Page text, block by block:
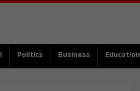
Politics Business Education